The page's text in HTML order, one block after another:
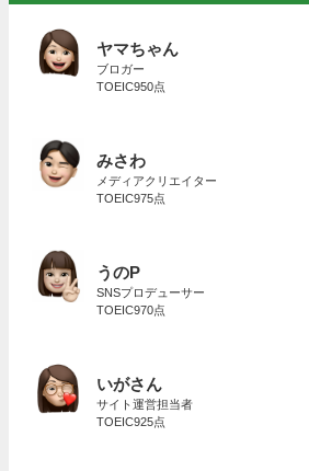
ヤマちゃん
ブロガー
TOEIC950点
みさわ
メディアクリエイター
TOEIC975点
うのP
SNSプロデューサー
TOEIC970点
いがさん
サイト運営担当者
TOEIC925点